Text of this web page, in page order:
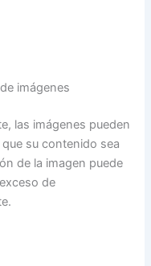
imágenes
las imágenes pueden
su contenido sea
de la imagen puede
de